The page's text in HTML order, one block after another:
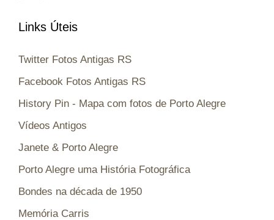
Links Úteis
Twitter Fotos Antigas RS
Facebook Fotos Antigas RS
History Pin - Mapa com fotos de Porto Alegre
Vídeos Antigos
Janete & Porto Alegre
Porto Alegre uma História Fotográfica
Bondes na década de 1950
Memória Carris